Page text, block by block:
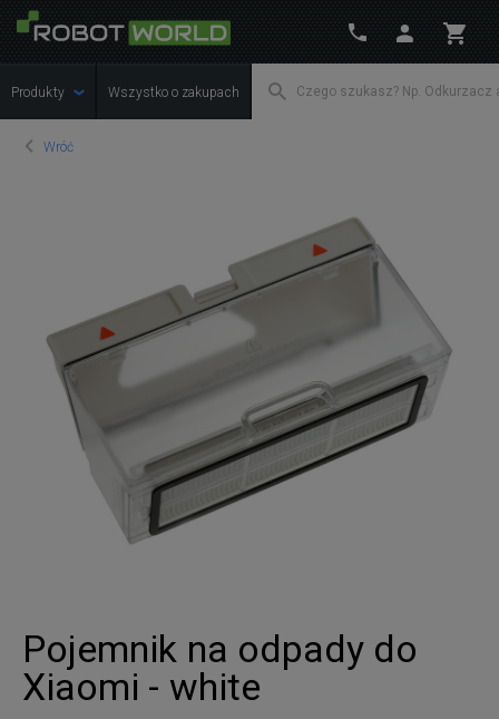
Produkty Wszystko o zakupach
Wróć
Pojemnik na odpady do
Xiaomi - white